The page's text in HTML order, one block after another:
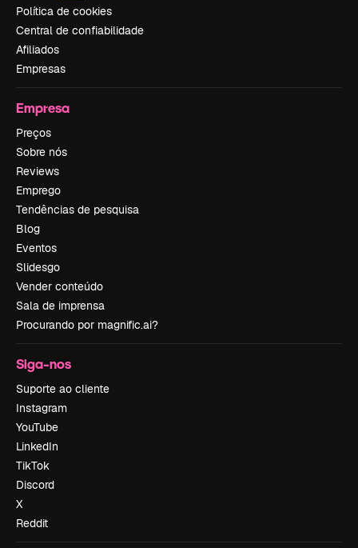
Política de cookies
Central de confiabilidade
Afiliados
Empresas
Empresa
Preços
Sobre nós
Reviews
Emprego
Tendências de pesquisa
Blog
Eventos
Slidesgo
Vender conteúdo
Sala de imprensa
Procurando por magnific.ai?
Siga-nos
Suporte ao cliente
Instagram
YouTube
LinkedIn
TikTok
Discord
X
Reddit